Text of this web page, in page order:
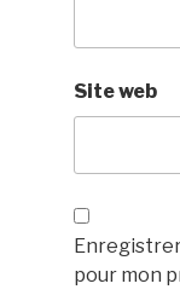
Site web
pour mon